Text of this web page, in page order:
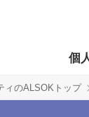
個
ィのALSOKトップ